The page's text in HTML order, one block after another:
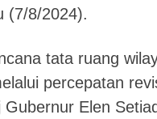
(7/8/2024).
tata ruang
percepatan
Elen